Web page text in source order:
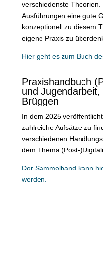
verschiedenste Theorien.
Ausführungen eine gute
konzeptionell zu diesem
eigene Praxis zu
Hier geht es zum Buch
Praxishandbuch
und
Brüggen
In dem 2025
zahlreiche Aufsätze zu
verschiedenen
dem Thema (Post-
Der Sammelband kann
werden.